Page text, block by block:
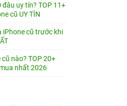
đâu uy tín? TOP 11+
cũ UY TÍN
iPhone cũ trước khi
nào? TOP 20+
nhất 2026